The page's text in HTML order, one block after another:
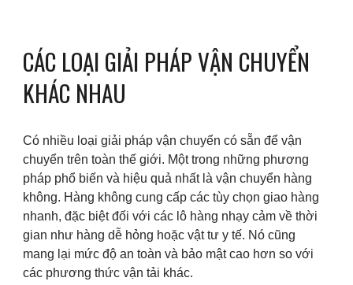
CÁC LOẠI GIẢI PHÁP VẬN CHUYỂN
KHÁC NHAU
Có nhiều loại giải pháp vận chuyển có sẵn để vận
chuyển trên toàn thế giới. Một trong những phương
pháp phổ biến và hiệu quả nhất là vận chuyển hàng
không. Hàng không cung cấp các tùy chọn giao hàng
nhanh, đặc biệt đối với các lô hàng nhạy cảm về thời
gian như hàng dễ hỏng hoặc vật tư y tế. Nó cũng
mang lại mức độ an toàn và bảo mật cao hơn so với
các phương thức vận tải khác.